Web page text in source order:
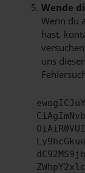
Wende
Wenn du
hast,
uns